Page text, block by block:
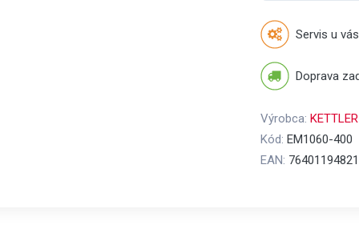
Servis u vás
Doprava
Výrobca: KETTLER
Kód: EM1060-400
EAN: